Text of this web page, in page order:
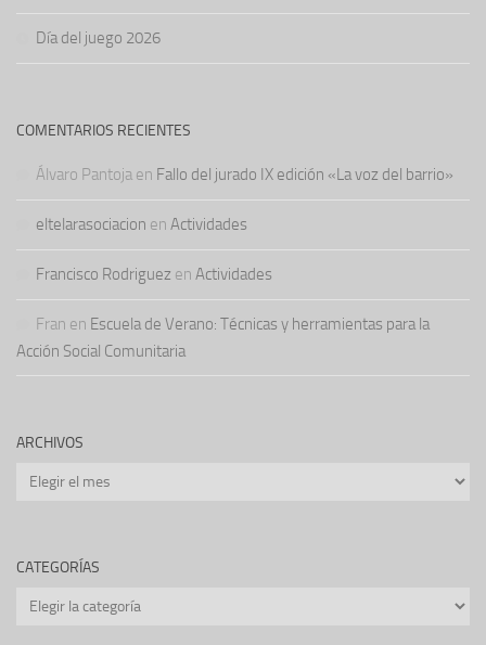
Día del juego 2026
COMENTARIOS RECIENTES
Álvaro Pantoja en Fallo del jurado IX edición «La voz del barrio»
eltelarasociacion en Actividades
Francisco Rodriguez en Actividades
Fran en Escuela de Verano: Técnicas y herramientas para la
Acción Social Comunitaria
ARCHIVOS
Archivos
CATEGORÍAS
Categorías